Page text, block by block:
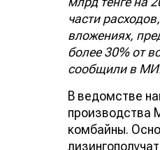
части
вложениях,
более 30% от
сообщили в
В ведомстве
производства
комбайны.